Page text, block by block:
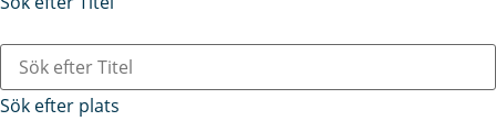
Sök efter plats